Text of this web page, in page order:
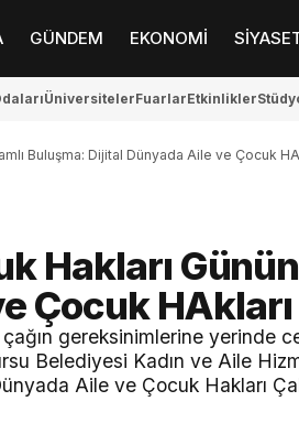
GÜNDEM EKONOMİ
ÜniversitelerFuarlarEtkinlikler
Buluşma: Dijital Dünyada Aile ve Çocuk
Hakları
HAkları
çağın gereksinimlerine yerinde
Belediyesi Kadın ve Aile
Aile ve Çocuk Hakları